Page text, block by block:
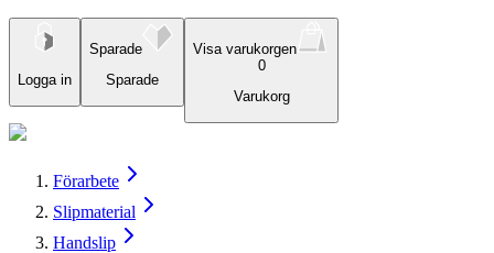
Logga in
Sparade
Sparade
Visa varukorgen
0
Varukorg
Förarbete
Slipmaterial
Handslip